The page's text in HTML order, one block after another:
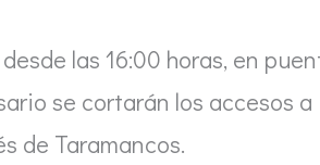
las 16:00 horas, en
se cortarán los accesos a
de Taramancos.